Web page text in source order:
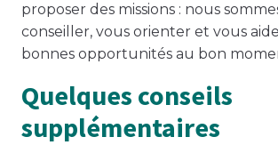
proposer des missions : nous
conseiller, vous orienter et vous
bonnes opportunités au bon
Quelques conseils
supplémentaires